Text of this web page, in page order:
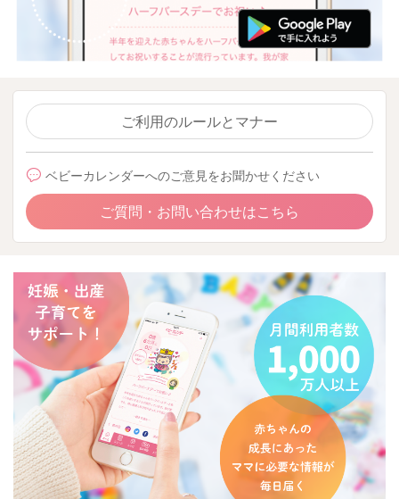
ご利用のルールとマナー
ベビーカレンダーへのご意見をお聞かせください
ご質問・お問い合わせはこちら